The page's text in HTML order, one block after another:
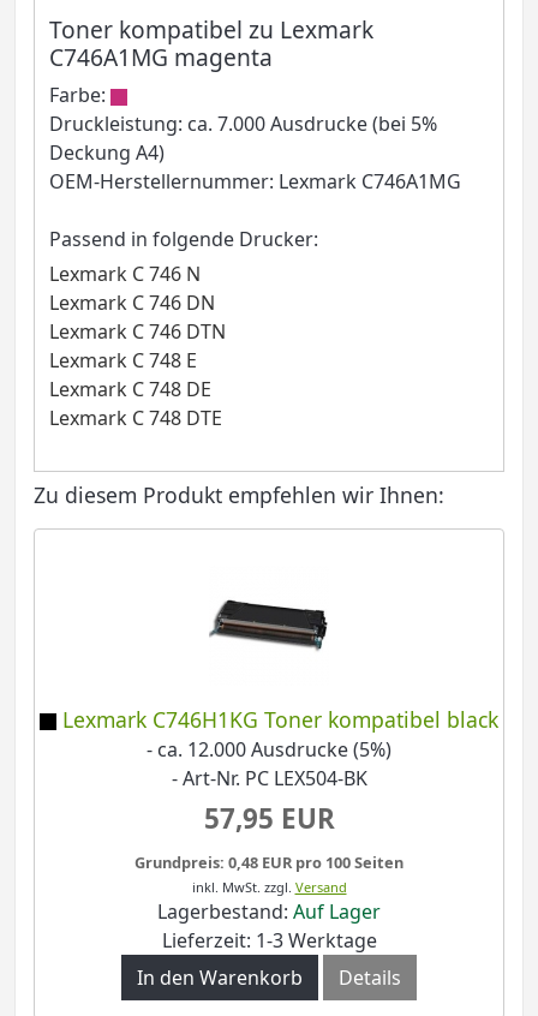
Toner kompatibel zu Lexmark
C746A1MG magenta
Farbe:
Druckleistung: ca. 7.000 Ausdrucke (bei 5%
Deckung A4)
OEM-Herstellernummer: Lexmark C746A1MG
Passend in folgende Drucker:
Lexmark C 746 N
Lexmark C 746 DN
Lexmark C 746 DTN
Lexmark C 748 E
Lexmark C 748 DE
Lexmark C 748 DTE
Zu diesem Produkt empfehlen wir Ihnen:
Lexmark C746H1KG Toner kompatibel black
- ca. 12.000 Ausdrucke (5%)
- Art-Nr. PC LEX504-BK
57,95 EUR
Grundpreis: 0,48 EUR pro 100 Seiten
inkl. MwSt. zzgl. Versand
Lagerbestand: Auf Lager
Lieferzeit: 1-3 Werktage
In den Warenkorb
Details